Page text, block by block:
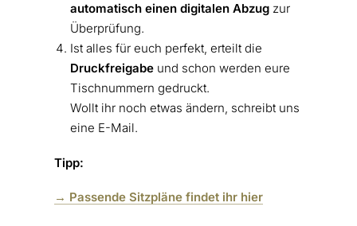
automatisch einen digitalen Abzugzur
Überprüfung.
Ist alles für euch perfekt, erteilt die
Druckfreigabeund schon werden eure
Tischnummern gedruckt.
Wollt ihr noch etwas ändern, schreibt uns
eine E-Mail.
Tipp:
→ Passende Sitzpläne findet ihr hier